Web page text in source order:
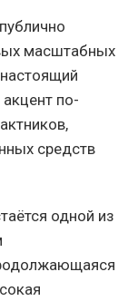
масштабных
по-
средств
одной из